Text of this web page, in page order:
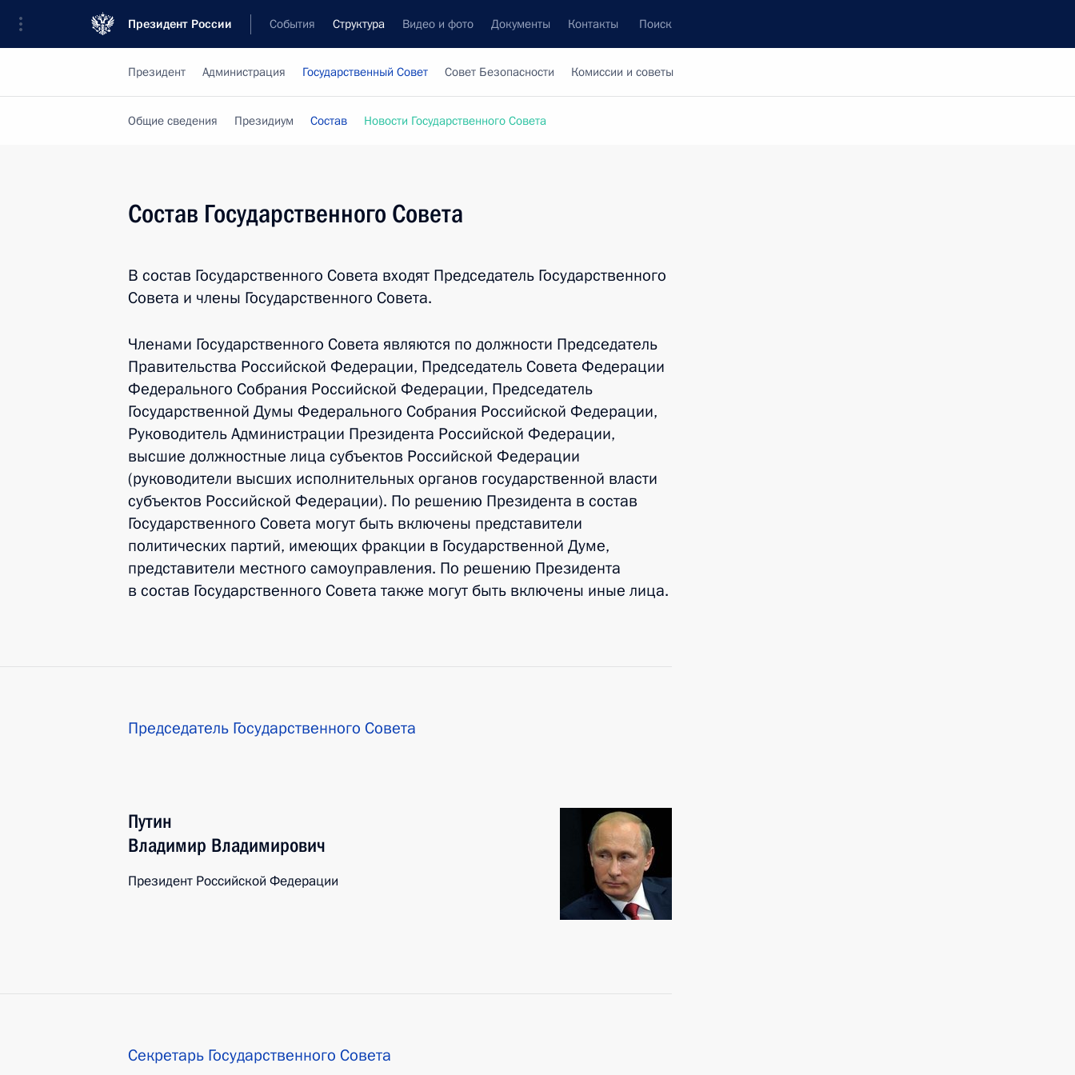
Президент России События Структура Видео и фото Документы Контакты Поиск
Президент Администрация Государственный Совет Совет Безопасности Комиссии и советы
Общие сведения Президиум Состав Новости Государственного Совета
Состав Государственного Совета
В состав Государственного Совета входят Председатель Государственного
Совета и члены Государственного Совета.
Членами Государственного Совета являются по должности Председатель
Правительства Российской Федерации, Председатель Совета Федерации
Федерального Собрания Российской Федерации, Председатель
Государственной Думы Федерального Собрания Российской Федерации,
Руководитель Администрации Президента Российской Федерации,
высшие должностные лица субъектов Российской Федерации
(руководители высших исполнительных органов государственной власти
субъектов Российской Федерации). По решению Президента в состав
Государственного Совета могут быть включены представители
политических партий, имеющих фракции в Государственной Думе,
представители местного самоуправления. По решению Президента
в состав Государственного Совета также могут быть включены иные лица.
Председатель Государственного Совета
Путин
Владимир Владимирович
Президент Российской Федерации
Секретарь Государственного Совета